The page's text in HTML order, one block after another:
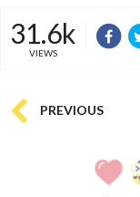
31.6k
VIEWS
PREVIOUS